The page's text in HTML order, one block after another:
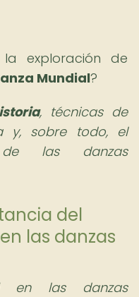
exploración de
Mundial?
, técnicas de
y, sobre todo, el
las danzas
del
las danzas
las danzas